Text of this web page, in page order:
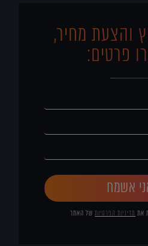
והצעת מחיר,
פרטים:
אשמח
את מדיניות הפרטיותשל האתר